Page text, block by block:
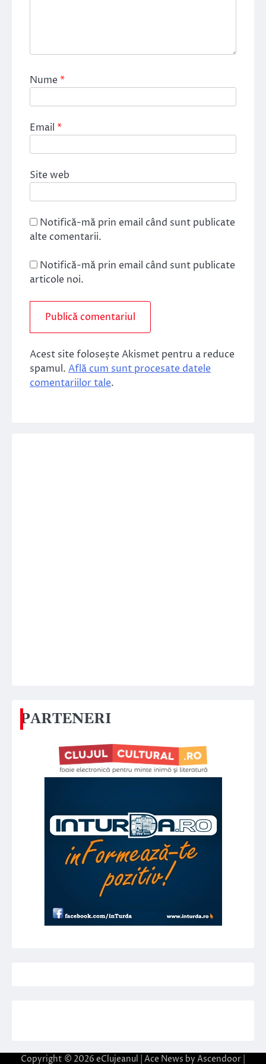
Nume*
Email *
Site web
Notifică-mă prin email când sunt publicate
alte comentarii.
Notifică-mă prin email când sunt publicate
articole noi.
Acest site folosește Akismet pentru a reduce
spamul. Află cum sunt procesate datele
comentariilor tale.
PARTENERI
Copyright © 2026 eClujeanul | Ace News by Ascendoor